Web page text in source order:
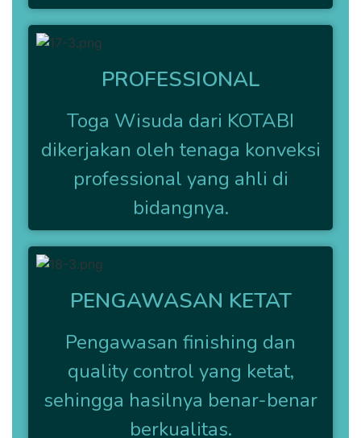
PROFESSIONAL
Toga Wisuda dari KOTABI
dikerjakan oleh tenaga konveksi
professional yang ahli di
bidangnya.
PENGAWASAN KETAT
Pengawasan finishing dan
quality control yang ketat,
sehingga hasilnya benar-benar
berkualitas.